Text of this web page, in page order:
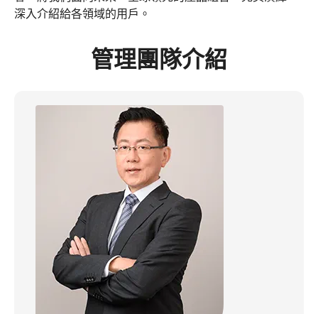
深入介紹給各領域的用戶。
管理團隊介紹